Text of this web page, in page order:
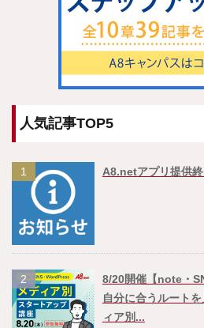
人気記事TOP5
1 A8.netアプリ提供
2
8/20開催【note・
自分に合うルート
ィア別...